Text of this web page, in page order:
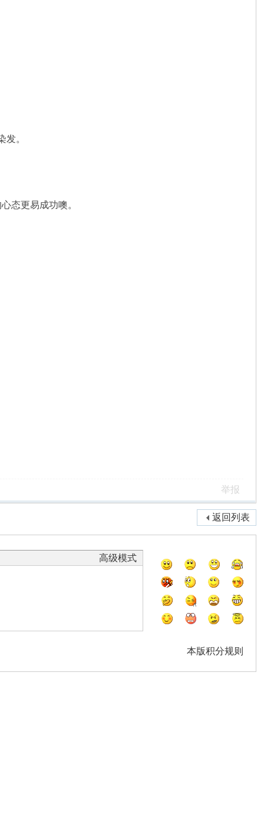
发。
态更易成功噢。
举报
返回列表
高级模式
本版积分规则